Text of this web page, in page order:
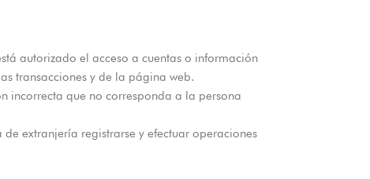
autorizado el acceso a cuentas o información
transacciones y de la página web.
incorrecta que no corresponda a la persona
extranjería registrarse y efectuar operaciones